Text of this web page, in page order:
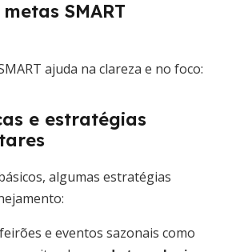
SMART
ajuda na clareza e no foco:
e estratégias
algumas estratégias
e eventos sazonais como